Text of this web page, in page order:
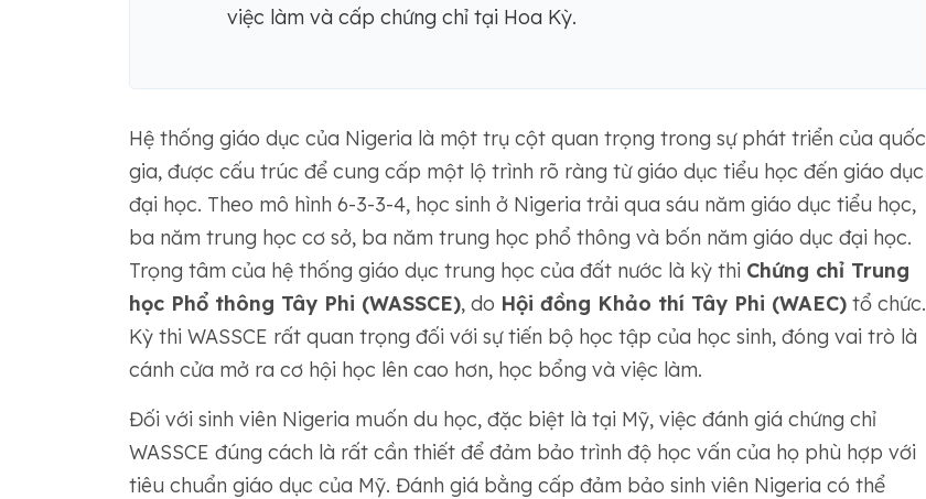
việc làm và cấp chứng chỉ tại Hoa Kỳ.
Hệ thống giáo dục của Nigeria là một trụ cột quan trọng trong sự phát triển của quốc
gia, được cấu trúc để cung cấp một lộ trình rõ ràng từ giáo dục tiểu học đến giáo dục
đại học. Theo mô hình 6-3-3-4, học sinh ở Nigeria trải qua sáu năm giáo dục tiểu học,
ba năm trung học cơ sở, ba năm trung học phổ thông và bốn năm giáo dục đại học.
Trọng tâm của hệ thống giáo dục trung học của đất nước là kỳ thi Chứng chỉ Trung
học Phổ thông Tây Phi (WASSCE), do Hội đồng Khảo thí Tây Phi (WAEC)tổ chức.
Kỳ thi WASSCE rất quan trọng đối với sự tiến bộ học tập của học sinh, đóng vai trò là
cánh cửa mở ra cơ hội học lên cao hơn, học bổng và việc làm.
Đối với sinh viên Nigeria muốn du học, đặc biệt là tại Mỹ, việc đánh giá chứng chỉ
WASSCE đúng cách là rất cần thiết để đảm bảo trình độ học vấn của họ phù hợp với
tiêu chuẩn giáo dục của Mỹ. Đánh giá bằng cấp đảm bảo sinh viên Nigeria có thể